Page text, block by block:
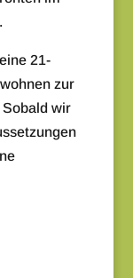
21-
zur
wir